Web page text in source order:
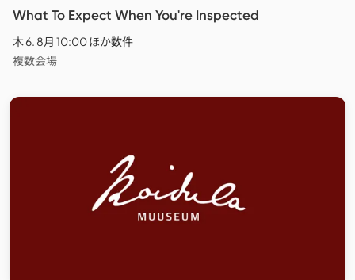
What To Expect When You're Inspected
木 6. 8月 10:00 ほか数件
複数会場